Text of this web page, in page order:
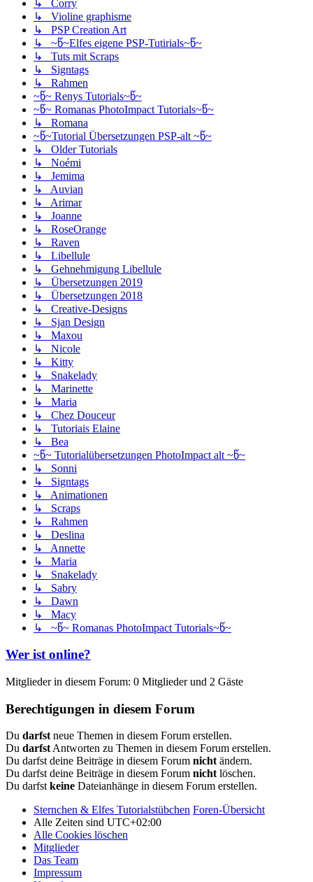
↳ Corry
↳ Violine graphisme
↳ PSP Creation Art
↳ ~წ~Elfes eigene PSP-Tutirials~წ~
↳ Tuts mit Scraps
↳ Signtags
↳ Rahmen
~წ~ Renys Tutorials~წ~
~წ~ Romanas PhotoImpact Tutorials~წ~
↳ Romana
~წ~Tutorial Übersetzungen PSP-alt ~წ~
↳ Older Tutorials
↳ Noémi
↳ Jemima
↳ Auvian
↳ Arimar
↳ Joanne
↳ RoseOrange
↳ Raven
↳ Libellule
↳ Gehnehmigung Libellule
↳ Übersetzungen 2019
↳ Übersetzungen 2018
↳ Creative-Designs
↳ Sjan Design
↳ Maxou
↳ Nicole
↳ Kitty
↳ Snakelady
↳ Marinette
↳ Maria
↳ Chez Douceur
↳ Tutoriais Elaine
↳ Bea
~წ~ Tutorialübersetzungen PhotoImpact alt ~წ~
↳ Sonni
↳ Signtags
↳ Animationen
↳ Scraps
↳ Rahmen
↳ Deslina
↳ Annette
↳ Maria
↳ Snakelady
↳ Sabry
↳ Dawn
↳ Macy
↳ ~წ~ Romanas PhotoImpact Tutorials~წ~
Wer ist online?
Mitglieder in diesem Forum: 0 Mitglieder und 2 Gäste
Berechtigungen in diesem Forum
Du darfstneue Themen in diesem Forum erstellen.
Du darfstAntworten zu Themen in diesem Forum erstellen.
Du darfst deine Beiträge in diesem Forum nichtändern.
Du darfst deine Beiträge in diesem Forum nichtlöschen.
Du darfstkeine Dateianhänge in diesem Forum erstellen.
Sternchen & Elfes Tutorialstübchen Foren-Übersicht
Alle Zeiten sind UTC+02:00
Alle Cookies löschen
Mitglieder
Das Team
Impressum